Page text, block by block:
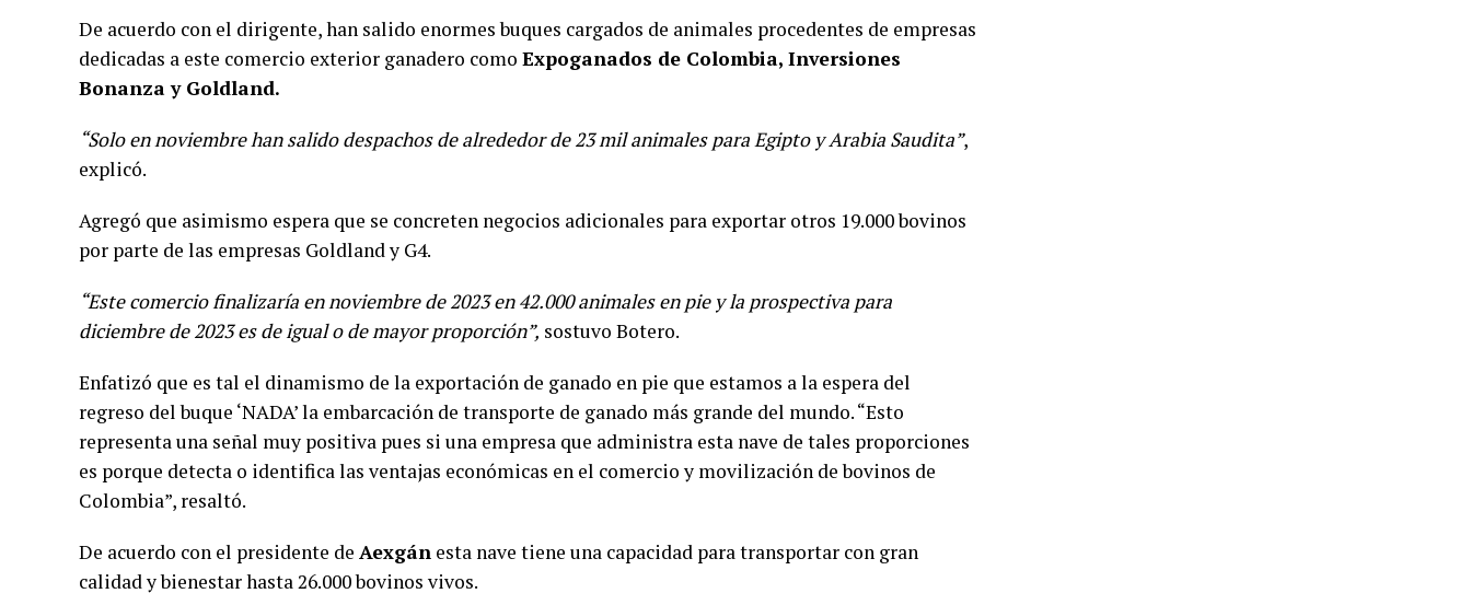
De acuerdo con el dirigente, han salido enormes buques cargados de animales procedentes de empresas
dedicadas a este comercio exterior ganadero como Expoganados de Colombia, Inversiones
Bonanza y Goldland.
“Solo en noviembre han salido despachos de alrededor de 23 mil animales para Egipto y Arabia Saudita”,
explicó.
Agregó que asimismo espera que se concreten negocios adicionales para exportar otros 19.000 bovinos
por parte de las empresas Goldland y G4.
“Este comercio finalizaría en noviembre de 2023 en 42.000 animales en pie y la prospectiva para
diciembre de 2023 es de igual o de mayor proporción”, sostuvo Botero.
Enfatizó que es tal el dinamismo de la exportación de ganado en pie que estamos a la espera del
regreso del buque ‘NADA’ la embarcación de transporte de ganado más grande del mundo. “Esto
representa una señal muy positiva pues si una empresa que administra esta nave de tales proporciones
es porque detecta o identifica las ventajas económicas en el comercio y movilización de bovinos de
Colombia”, resaltó.
De acuerdo con el presidente de Aexgán esta nave tiene una capacidad para transportar con gran
calidad y bienestar hasta 26.000 bovinos vivos.